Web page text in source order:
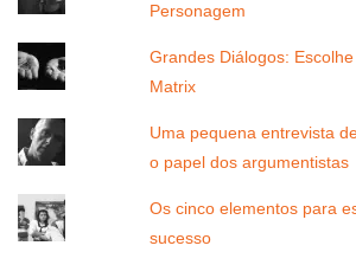
Personagem
Grandes Diálogos:
Matrix
Uma pequena entrevista
o papel dos argumentistas
Os cinco elementos para
sucesso